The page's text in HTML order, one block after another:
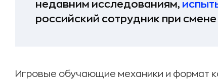
недавним исследованиям,
российский сотрудник при
Игровые обучающие механики и формат